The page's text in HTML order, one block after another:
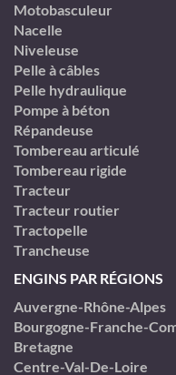
Motobasculeur
Nacelle
Niveleuse
Pelle à câbles
Pelle hydraulique
Pompe à béton
Répandeuse
Tombereau articulé
Tombereau rigide
Tracteur
Tracteur routier
Tractopelle
Trancheuse
ENGINS PAR RÉGIONS
Auvergne-Rhône-Alpes
Bourgogne-Franche-
Bretagne
Centre-Val-De-Loire